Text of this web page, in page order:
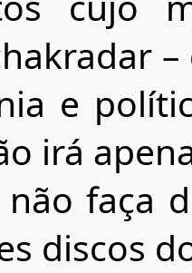
e
irá
faça
discos